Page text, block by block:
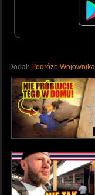
Dodał: Podróże Wojownika